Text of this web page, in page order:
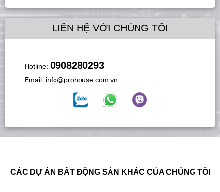
LIÊN HỆ VỚI CHÚNG TÔI
Hotline: 0908280293
Email: info@prohouse.com.vn
CÁC DỰ ÁN BẤT ĐỘNG SẢN KHÁC CỦA CHÚNG TÔI